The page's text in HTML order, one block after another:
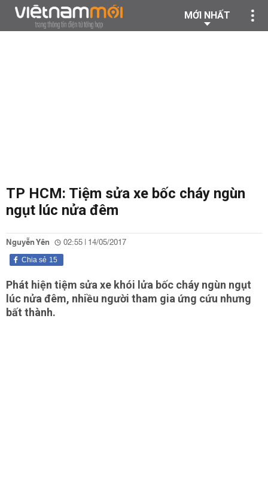
MỚI NHẤT
TP HCM: Tiệm sửa xe bốc cháy ngùn
ngụt lúc nửa đêm
Nguyễn Yên 02:55 | 14/05/2017
15
Chia sẻ
Phát hiện tiệm sửa xe khói lửa bốc cháy ngùn ngụt
lúc nửa đêm, nhiều người tham gia ứng cứu nhưng
bất thành.